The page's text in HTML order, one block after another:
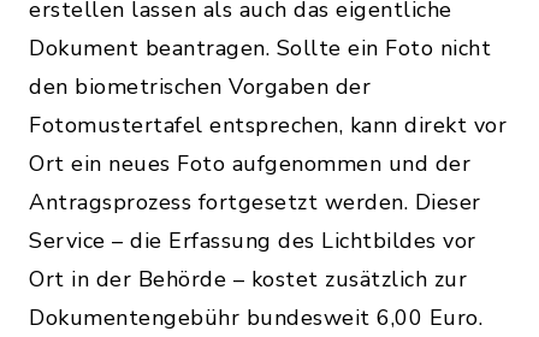
erstellen lassen als auch das eigentliche
Dokument beantragen. Sollte ein Foto nicht
den biometrischen Vorgaben der
Fotomustertafel entsprechen, kann direkt vor
Ort ein neues Foto aufgenommen und der
Antragsprozess fortgesetzt werden. Dieser
Service – die Erfassung des Lichtbildes vor
Ort in der Behörde – kostet zusätzlich zur
Dokumentengebühr bundesweit 6,00 Euro.